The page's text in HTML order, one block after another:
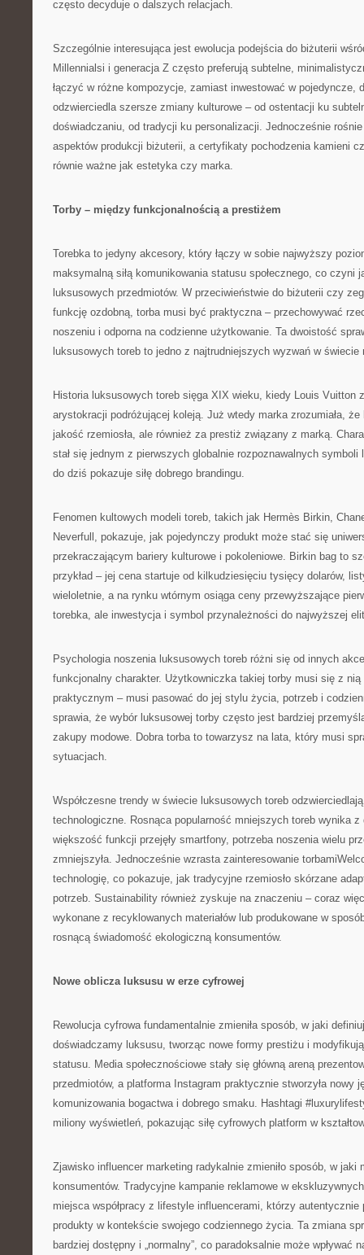
często decyduje o dalszych relacjach.
Szczególnie interesująca jest ewolucja podejścia do biżuterii
Millennialsi i generacja Z często preferują subtelne,
łączyć w różne kompozycje, zamiast inwestować w pojedyncze,
odzwierciedla szersze zmiany kulturowe – od ostentacji ku
doświadczaniu, od tradycji ku personalizacji. Jednocześnie
aspektów produkcji biżuterii, a certyfikaty pochodzenia kamieni
równie ważne jak estetyka czy marka.
Torby – między funkcjonalnością a prestiżem
Torebka to jedyny akcesory, który łączy w sobie najwyższy
maksymalną siłą komunikowania statusu społecznego, co czyni
luksusowych przedmiotów. W przeciwieństwie do biżuterii czy
funkcję ozdobną, torba musi być praktyczna – przechowywać
noszeniu i odporna na codzienne użytkowanie. Ta dwoistość
luksusowych toreb to jedno z najtrudniejszych wyzwań w świecie
Historia luksusowych toreb sięga XIX wieku, kiedy Louis Vuitton
arystokracji podróżującej koleją. Już wtedy marka zrozumiała,
jakość rzemiosła, ale również za prestiż związany z marką.
stał się jednym z pierwszych globalnie rozpoznawalnych symboli
do dziś pokazuje siłę dobrego brandingu.
Fenomen kultowych modeli toreb, takich jak Hermès Birkin,
Neverfull, pokazuje, jak pojedynczy produkt może stać się
przekraczającym bariery kulturowe i pokoleniowe. Birkin bag to
przykład – jej cena startuje od kilkudziesięciu tysięcy dolarów,
wieloletnie, a na rynku wtórnym osiąga ceny przewyższające
torebka, ale inwestycja i symbol przynależności do najwyższej
Psychologia noszenia luksusowych toreb różni się od innych
funkcjonalny charakter. Użytkowniczka takiej torby musi się z
praktycznym – musi pasować do jej stylu życia, potrzeb i
sprawia, że wybór luksusowej torby często jest bardziej
zakupy modowe. Dobra torba to towarzysz na lata, który musi
sytuacjach.
Współczesne trendy w świecie luksusowych toreb
technologiczne. Rosnąca popularność mniejszych toreb wynika
większość funkcji przejęły smartfony, potrzeba noszenia wielu
zmniejszyła. Jednocześnie wzrasta zainteresowanie
technologię, co pokazuje, jak tradycyjne rzemiosło skórzane
potrzeb. Sustainability również zyskuje na znaczeniu – coraz
wykonane z recyklowanych materiałów lub produkowane w
rosnącą świadomość ekologiczną konsumentów.
Nowe oblicza luksusu w erze cyfrowej
Rewolucja cyfrowa fundamentalnie zmieniła sposób, w jaki
doświadczamy luksusu, tworząc nowe formy prestiżu i
statusu. Media społecznościowe stały się główną areną
przedmiotów, a platforma Instagram praktycznie stworzyła nowy
komunizowania bogactwa i dobrego smaku. Hashtagi
miliony wyświetleń, pokazując siłę cyfrowych platform w
Zjawisko influencer marketing radykalnie zmieniło sposób, w jaki
konsumentów. Tradycyjne kampanie reklamowe w
miejsca współpracy z lifestyle influencerami, którzy autentycznie
produkty w kontekście swojego codziennego życia. Ta zmiana
bardziej dostępny i „normalny”, co paradoksalnie może wpływać